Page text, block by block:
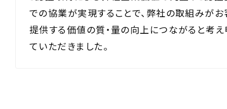
での協業が実現することで、弊社の取組みが
提供する価値の質・量の向上につながると考
ていただきました。